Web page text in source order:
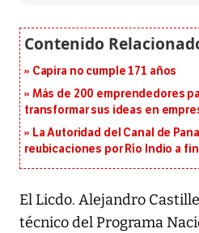
Capira no cumple 171 años
Más de 200 emprendedores
transformar sus ideas en
La Autoridad del Canal de
reubicaciones por Río Indio a
El Licdo. Alejandro
técnico del Programa